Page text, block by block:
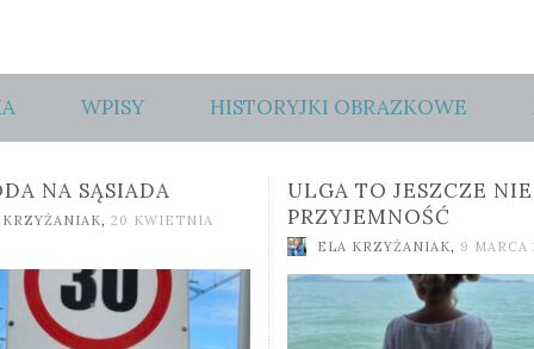
WPISY HISTORYJKI OBRAZKOWE
JESZCZE NIE
PRZYCISNĘ MOCNIEJ
ELA KRZYŻANIAK